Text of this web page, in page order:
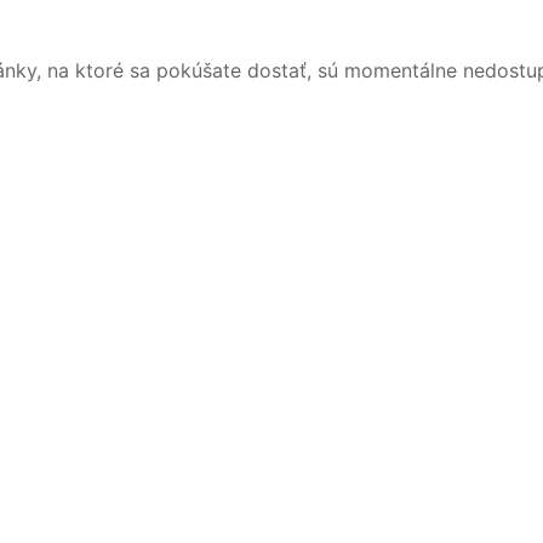
na ktoré sa pokúšate dostať, sú momentálne